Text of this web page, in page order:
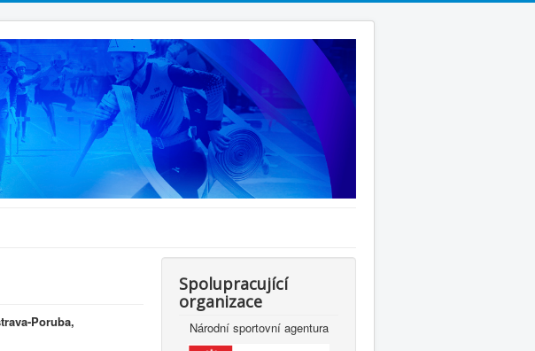
Poruba,
Spolupracující
organizace
Národní sportovní agentura